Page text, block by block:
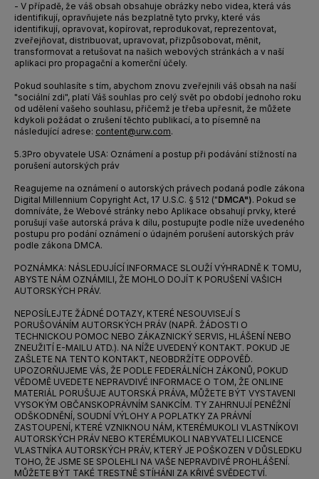
- V případě, že váš obsah obsahuje obrázky nebo videa, která vás
identifikují, opravňujete nás bezplatně tyto prvky, které vás
identifikují, opravovat, kopírovat, reprodukovat, reprezentovat,
zveřejňovat, distribuovat, upravovat, přizpůsobovat, měnit,
transformovat a retušovat na našich webových stránkách a v naší
aplikaci pro propagační a komerční účely.
Pokud souhlasíte s tím, abychom znovu zveřejnili váš obsah na naší
"sociální zdi", platí Váš souhlas pro celý svět po období jednoho roku
od udělení vašeho souhlasu, přičemž je třeba upřesnit, že můžete
kdykoli požádat o zrušení těchto publikací, a to písemně na
následující adrese: content@urw.com.
5.3Pro obyvatele USA: Oznámení a postup při podávání stížností na
porušení autorských práv
Reagujeme na oznámení o autorských právech podaná podle zákona
Digital Millennium Copyright Act, 17 U.S.C. § 512 ("DMCA"). Pokud se
domníváte, že Webové stránky nebo Aplikace obsahují prvky, které
porušují vaše autorská práva k dílu, postupujte podle níže uvedeného
postupu pro podání oznámení o údajném porušení autorských práv
podle zákona DMCA.
POZNÁMKA: NÁSLEDUJÍCÍ INFORMACE SLOUŽÍ VÝHRADNĚ K TOMU,
ABYSTE NÁM OZNÁMILI, ŽE MOHLO DOJÍT K PORUŠENÍ VAŠICH
AUTORSKÝCH PRÁV.
NEPOSÍLEJTE ŽÁDNÉ DOTAZY, KTERÉ NESOUVISEJÍ S
PORUŠOVÁNÍM AUTORSKÝCH PRÁV (NAPŘ. ŽÁDOSTI O
TECHNICKOU POMOC NEBO ZÁKAZNICKÝ SERVIS, HLÁŠENÍ NEBO
ZNEUŽITÍ E-MAILU ATD.). NA NÍŽE UVEDENÝ KONTAKT. POKUD JE
ZAŠLETE NA TENTO KONTAKT, NEOBDRŽÍTE ODPOVĚĎ.
UPOZORŇUJEME VÁS, ŽE PODLE FEDERÁLNÍCH ZÁKONŮ, POKUD
VĚDOMĚ UVEDETE NEPRAVDIVÉ INFORMACE O TOM, ŽE ONLINE
MATERIÁL PORUŠUJE AUTORSKÁ PRÁVA, MŮŽETE BÝT VYSTAVENI
VYSOKÝM OBČANSKOPRÁVNÍM SANKCÍM. TY ZAHRNUJÍ PENĚŽNÍ
ODŠKODNĚNÍ, SOUDNÍ VÝLOHY A POPLATKY ZA PRÁVNÍ
ZASTOUPENÍ, KTERÉ VZNIKNOU NÁM, KTERÉMUKOLI VLASTNÍKOVI
AUTORSKÝCH PRÁV NEBO KTERÉMUKOLI NABYVATELI LICENCE
VLASTNÍKA AUTORSKÝCH PRÁV, KTERÝ JE POŠKOZEN V DŮSLEDKU
TOHO, ŽE JSME SE SPOLEHLI NA VAŠE NEPRAVDIVÉ PROHLÁŠENÍ.
MŮŽETE BÝT TAKÉ TRESTNĚ STÍHÁNI ZA KŘIVÉ SVĚDECTVÍ.